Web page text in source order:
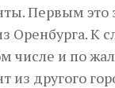
Первым это
Оренбурга. К
числе и по
из другого